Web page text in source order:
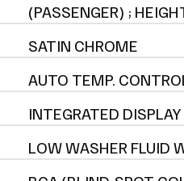
(PASSENGER) ;
SATIN CHROME
AUTO TEMP.
INTEGRATED
LOW WASHER FLUID